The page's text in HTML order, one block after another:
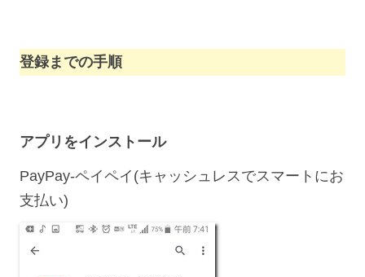
登録までの手順
アプリをインストール
PayPay-ペイペイ(キャッシュレスでスマートにお
支払い)